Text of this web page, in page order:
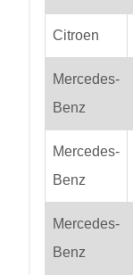
Citroen
Mercedes-
Benz
Mercedes-
Benz
Mercedes-
Benz